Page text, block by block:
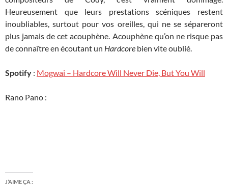
Heureusement que leurs prestations scéniques restent
inoubliables, surtout pour vos oreilles, qui ne se sépareront
plus jamais de cet acouphène. Acouphène qu’on ne risque pas
de connaître en écoutant un Hardcore bien vite oublié.
Spotify : Mogwai – Hardcore Will Never Die, But You Will
Rano Pano :
J’AIME ÇA :